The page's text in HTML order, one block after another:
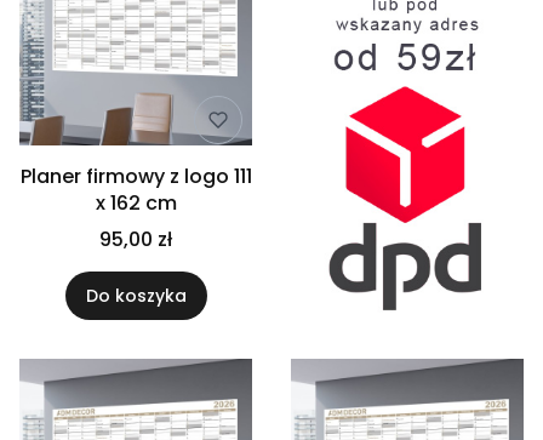
Planer firmowy z logo 111
x 162 cm
95,00 zł
Do koszyka